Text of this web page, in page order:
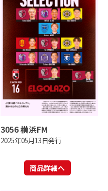
3056 横浜FM
2025年05月13日発行
商品詳細へ